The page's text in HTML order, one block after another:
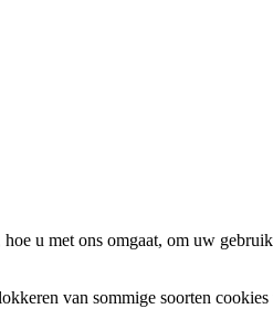
u met ons omgaat, om uw
van sommige soorten